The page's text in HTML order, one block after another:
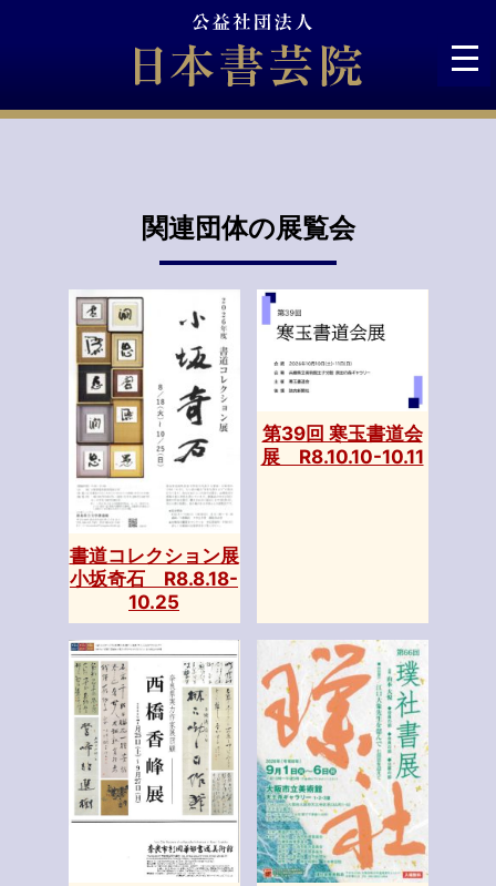
関連団体の展覧会
書道コレクション展
小坂奇石 R8.8.18-
10.25
第39回 寒玉書道会
展 R8.10.10-10.11